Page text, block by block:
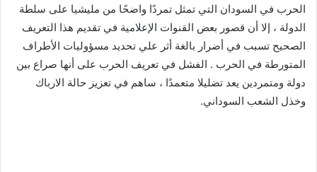
الحرب في السودان التي تمثل تمردًا واضحًا من مليشيا على سلطة
الدولة ، إلا أن قصور بعض القنوات الإعلامية في تقديم هذا التعريف
الصحيح تسبب في أضرار بالغة أثر علي تحديد مسؤوليات الأطراف
المتورطة في الحرب . الفشل في تعريف الحرب على أنها صراع بين
دولة ومتمردين يعد تضليلا متعمدًا ، ساهم في تعزيز حالة الارباك
وخذل الشعب السوداني.